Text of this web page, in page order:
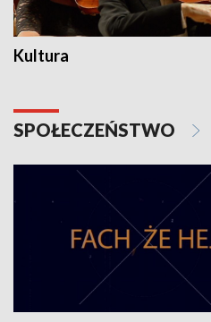
Kultura
SPOŁECZEŃSTWO